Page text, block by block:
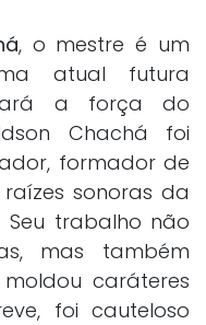
, o mestre é um
atual futura
a força do
Chachá foi
formador de
sonoras da
trabalho não
mas também
caráteres
foi cauteloso